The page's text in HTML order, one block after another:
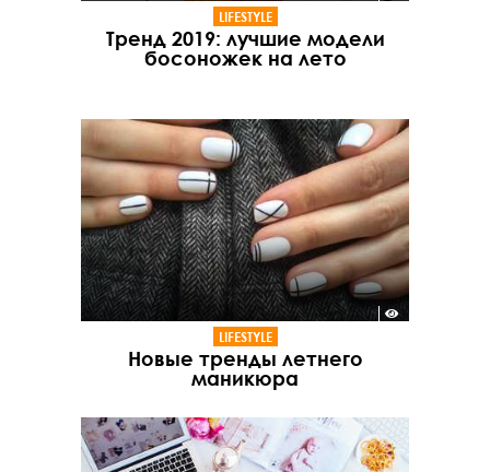
LIFESTYLE
Тренд 2019: лучшие модели
босоножек на лето
LIFESTYLE
Новые тренды летнего
маникюра